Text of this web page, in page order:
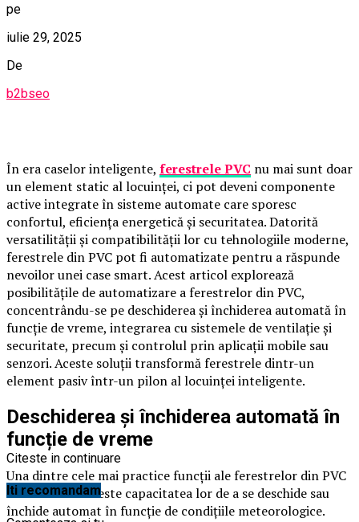
pe
iulie 29, 2025
De
b2bseo
În era caselor inteligente, ferestrele PVC nu mai sunt doar
un element static al locuinței, ci pot deveni componente
active integrate în sisteme automate care sporesc
confortul, eficiența energetică și securitatea. Datorită
versatilității și compatibilității lor cu tehnologiile moderne,
ferestrele din PVC pot fi automatizate pentru a răspunde
nevoilor unei case smart. Acest articol explorează
posibilitățile de automatizare a ferestrelor din PVC,
concentrându-se pe deschiderea și închiderea automată în
funcție de vreme, integrarea cu sistemele de ventilație și
securitate, precum și controlul prin aplicații mobile sau
senzori. Aceste soluții transformă ferestrele dintr-un
element pasiv într-un pilon al locuinței inteligente.
Deschiderea și închiderea automată în
funcție de vreme
Una dintre cele mai practice funcții ale ferestrelor din PVC
în casele smart este capacitatea lor de a se deschide sau
închide automat în funcție de condițiile meteorologice.
Citeste in continuare
Iti recomandam